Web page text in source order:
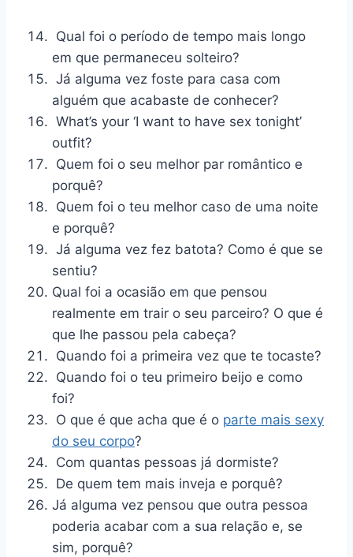
Qual foi o período de tempo mais longo
em que permaneceu solteiro?
Já alguma vez foste para casa com
alguém que acabaste de conhecer?
What’s your ‘I want to have sex tonight’
outfit?
Quem foi o seu melhor par romântico e
porquê?
Quem foi o teu melhor caso de uma noite
e porquê?
Já alguma vez fez batota? Como é que se
sentiu?
Qual foi a ocasião em que pensou
realmente em trair o seu parceiro? O que é
que lhe passou pela cabeça?
Quando foi a primeira vez que te tocaste?
Quando foi o teu primeiro beijo e como
foi?
O que é que acha que é o parte mais sexy
do seu corpo?
Com quantas pessoas já dormiste?
De quem tem mais inveja e porquê?
Já alguma vez pensou que outra pessoa
poderia acabar com a sua relação e, se
sim, porquê?